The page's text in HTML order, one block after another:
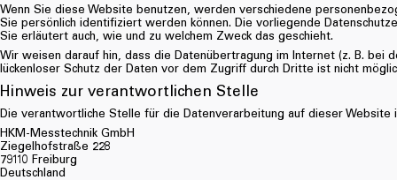
Wenn Sie diese Website benutzen, werden verschiedene
Sie persönlich identifiziert werden können. Die vorliegende
Sie erläutert auch, wie und zu welchem Zweck das geschieht.
Wir weisen darauf hin, dass die Datenübertragung im Internet (z. B. bei
lückenloser Schutz der Daten vor dem Zugriff durch Dritte ist nicht
Hinweis zur verantwortlichen Stelle
Die verantwortliche Stelle für die Datenverarbeitung auf dieser Website
HKM-Messtechnik GmbH
Ziegelhofstraße 228
79110 Freiburg
Deutschland